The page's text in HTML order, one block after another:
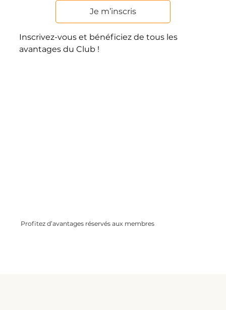
Je m’inscris
Inscrivez-vous et bénéficiez de tous les
avantages du Club !
Profitez d’avantages réservés aux membres